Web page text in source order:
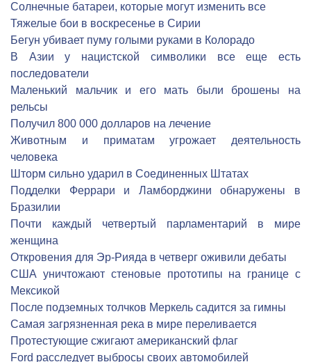
Солнечные батареи, которые могут изменить все
Тяжелые бои в воскресенье в Сирии
Бегун убивает пуму голыми руками в Колорадо
В Азии у нацистской символики все еще есть
последователи
Маленький мальчик и его мать были брошены на
рельсы
Получил 800 000 долларов на лечение
Животным и приматам угрожает деятельность
человека
Шторм сильно ударил в Соединенных Штатах
Подделки Феррари и Ламборджини обнаружены в
Бразилии
Почти каждый четвертый парламентарий в мире
женщина
Откровения для Эр-Рияда в четверг оживили дебаты
США уничтожают стеновые прототипы на границе с
Мексикой
После подземных толчков Меркель садится за гимны
Самая загрязненная река в мире переливается
Протестующие сжигают американский флаг
Ford расследует выбросы своих автомобилей